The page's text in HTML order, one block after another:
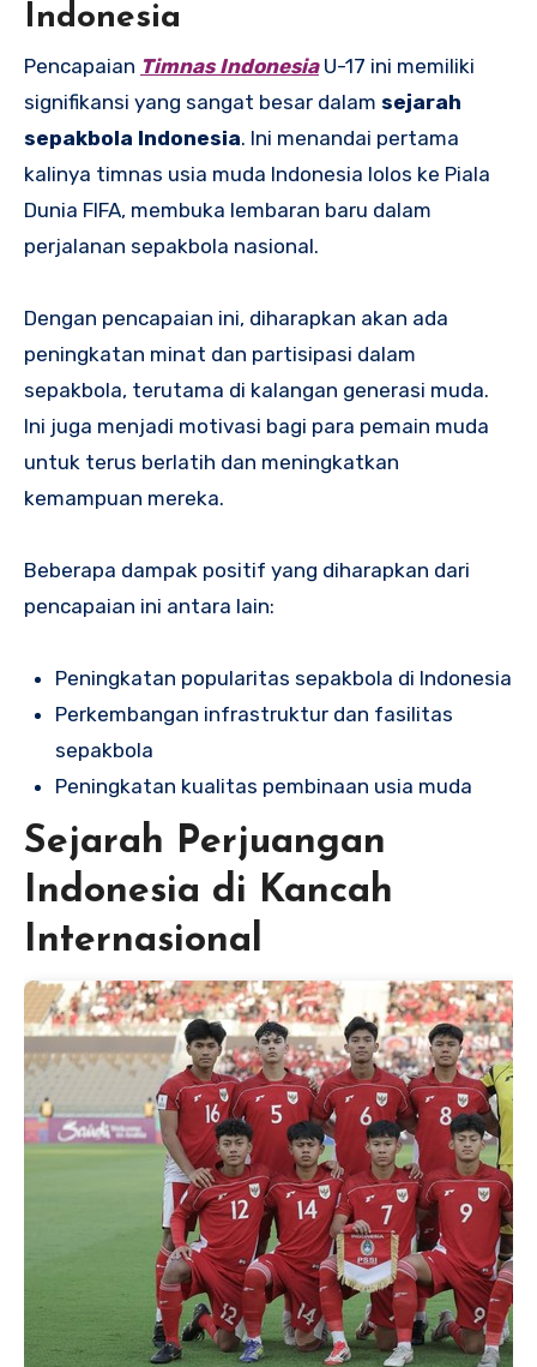
Indonesia
Pencapaian Timnas IndonesiaU-17 ini memiliki
signifikansi yang sangat besar dalam sejarah
sepakbola Indonesia. Ini menandai pertama
kalinya timnas usia muda Indonesia lolos ke Piala
Dunia FIFA, membuka lembaran baru dalam
perjalanan sepakbola nasional.
Dengan pencapaian ini, diharapkan akan ada
peningkatan minat dan partisipasi dalam
sepakbola, terutama di kalangan generasi muda.
Ini juga menjadi motivasi bagi para pemain muda
untuk terus berlatih dan meningkatkan
kemampuan mereka.
Beberapa dampak positif yang diharapkan dari
pencapaian ini antara lain:
Peningkatan popularitas sepakbola di Indonesia
Perkembangan infrastruktur dan fasilitas
sepakbola
Peningkatan kualitas pembinaan usia muda
Sejarah Perjuangan
Indonesia di Kancah
Internasional